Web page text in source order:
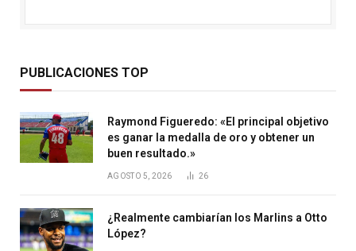
PUBLICACIONES TOP
Raymond Figueredo: «El principal objetivo
es ganar la medalla de oro y obtener un
buen resultado.»
AGOSTO 5, 2026 26
¿Realmente cambiarían los Marlins a Otto
López?